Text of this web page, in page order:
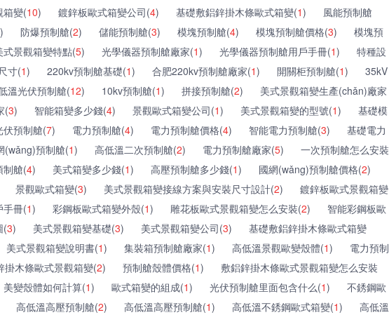
箱變(10) 鍍鋅板歐式箱變公司(4) 基礎敷鋁鋅掛木條歐式箱變(1)
風能預制艙
) 防爆預制艙(2) 儲能預制艙(3) 模塊預制艙(4) 模塊預制艙價格(3)
模塊預
式景觀箱變特點(5) 光學儀器預制艙廠家(1) 光學儀器預制艙用戶手冊(1)
特種設
寸(1) 220kv預制艙基礎(1) 合肥220kv預制艙廠家(1) 開關柜預制艙(1)
35kV
溫光伏預制艙(12) 10kv預制艙(1) 拼接預制艙(2)
美式景觀箱變生產(chǎn)廠家
(3) 智能箱變多少錢(4) 景觀歐式箱變公司(1) 美式景觀箱變的型號(1)
基礎模
伏預制艙(7) 電力預制艙(4) 電力預制艙價格(4) 智能電力預制艙(3)
基礎電力
(wǎng)預制艙(1) 高低溫二次預制艙(2) 電力預制艙廠家(5)
一次預制艙怎么安裝
制艙(4) 美式箱變多少錢(1) 高壓預制艙多少錢(1) 國網(wǎng)預制艙價格(2)
景觀歐式箱變(3) 美式景觀箱變接線方案與安裝尺寸設計(2)
鍍鋅板歐式景觀箱變
手冊(1) 彩鋼板歐式箱變外殼(1) 雕花板歐式景觀箱變怎么安裝(2)
智能彩鋼板歐
(3) 美式景觀箱變基礎(3) 美式景觀箱變公司(3)
基礎敷鋁鋅掛木條歐式箱變
美式景觀箱變說明書(1) 集裝箱預制艙廠家(1) 高低溫景觀歐變殼體(1)
電力預制
掛木條歐式景觀箱變(2) 預制艙殼體價格(1)
敷鋁鋅掛木條歐式景觀箱變怎么安裝
美變殼體如何計算(1) 歐式箱變的組成(1) 光伏預制艙里面包含什么(1)
不銹鋼歐
高低溫高壓預制艙(2) 高低溫高壓預制艙(1) 高低溫不銹鋼歐式箱變(1) 高低溫